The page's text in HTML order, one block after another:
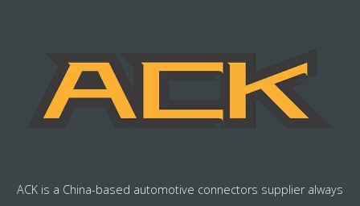
ACK is a China-based automotive connectors supplier always